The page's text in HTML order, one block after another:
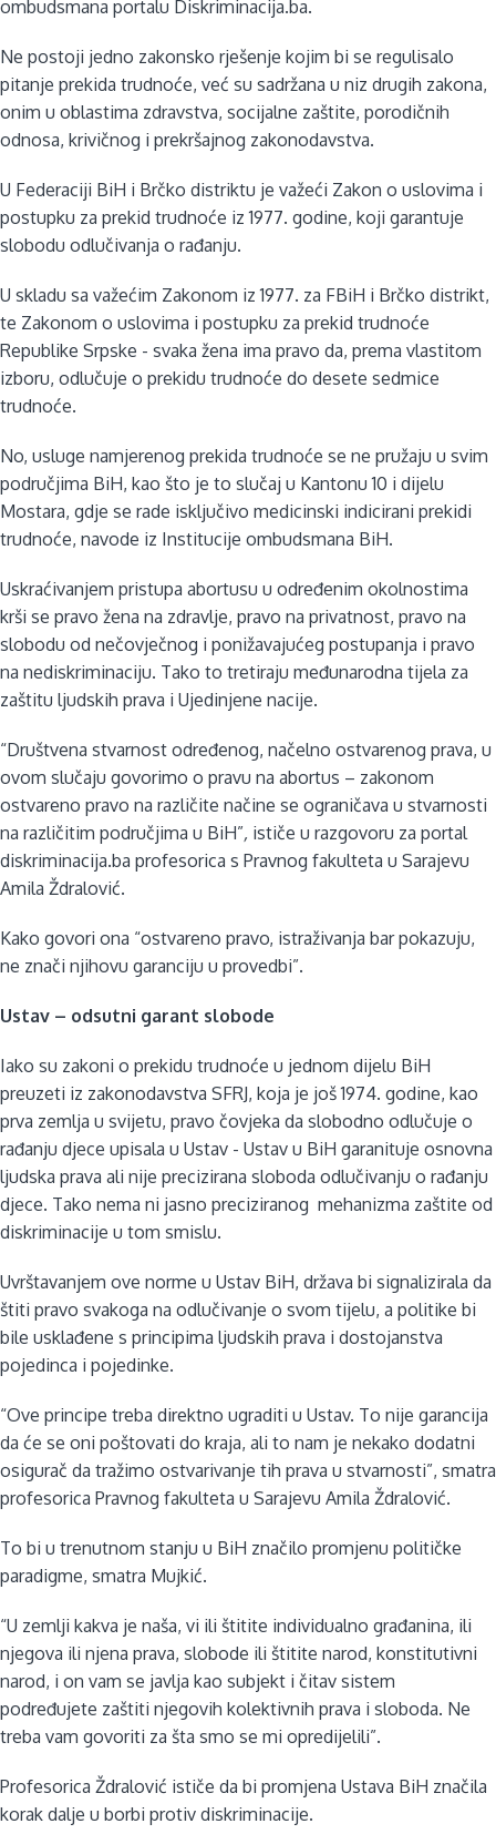
ombudsmana portalu Diskriminacija.ba.
Ne postoji jedno zakonsko rješenje kojim bi se regulisalo
pitanje prekida trudnoće, već su sadržana u niz drugih zakona,
onim u oblastima zdravstva, socijalne zaštite, porodičnih
odnosa, krivičnog i prekršajnog zakonodavstva.
U Federaciji BiH i Brčko distriktu je važeći Zakon o uslovima i
postupku za prekid trudnoće iz 1977. godine, koji garantuje
slobodu odlučivanja o rađanju.
U skladu sa važećim Zakonom iz 1977. za FBiH i Brčko distrikt,
te Zakonom o uslovima i postupku za prekid trudnoće
Republike Srpske - svaka žena ima pravo da, prema vlastitom
izboru, odlučuje o prekidu trudnoće do desete sedmice
trudnoće.
No, usluge namjerenog prekida trudnoće se ne pružaju u svim
područjima BiH, kao što je to slučaj u Kantonu 10 i dijelu
Mostara, gdje se rade isključivo medicinski indicirani prekidi
trudnoće, navode iz Institucije ombudsmana BiH.
Uskraćivanjem pristupa abortusu u određenim okolnostima
krši se pravo žena na zdravlje, pravo na privatnost, pravo na
slobodu od nečovječnog i ponižavajućeg postupanja i pravo
na nediskriminaciju. Tako to tretiraju međunarodna tijela za
zaštitu ljudskih prava i Ujedinjene nacije.
“Društvena stvarnost određenog, načelno ostvarenog prava, u
ovom slučaju govorimo o pravu na abortus – zakonom
ostvareno pravo na različite načine se ograničava u stvarnosti
na različitim područjima u BiH”, ističe u razgovoru za portal
diskriminacija.ba profesorica s Pravnog fakulteta u Sarajevu
Amila Ždralović.
Kako govori ona “ostvareno pravo, istraživanja bar pokazuju,
ne znači njihovu garanciju u provedbi”.
Ustav – odsutni garant slobode
Iako su zakoni o prekidu trudnoće u jednom dijelu BiH
preuzeti iz zakonodavstva SFRJ, koja je još 1974. godine, kao
prva zemlja u svijetu, pravo čovjeka da slobodno odlučuje o
rađanju djece upisala u Ustav - Ustav u BiH garanituje osnovna
ljudska prava ali nije precizirana sloboda odlučivanju o rađanju
djece. Tako nema ni jasno preciziranog mehanizma zaštite od
diskriminacije u tom smislu.
Uvrštavanjem ove norme u Ustav BiH, država bi signalizirala da
štiti pravo svakoga na odlučivanje o svom tijelu, a politike bi
bile usklađene s principima ljudskih prava i dostojanstva
pojedinca i pojedinke.
“Ove principe treba direktno ugraditi u Ustav. To nije garancija
da će se oni poštovati do kraja, ali to nam je nekako dodatni
osigurač da tražimo ostvarivanje tih prava u stvarnosti”, smatra
profesorica Pravnog fakulteta u Sarajevu Amila Ždralović.
To bi u trenutnom stanju u BiH značilo promjenu političke
paradigme, smatra Mujkić.
“U zemlji kakva je naša, vi ili štitite individualno građanina, ili
njegova ili njena prava, slobode ili štitite narod, konstitutivni
narod, i on vam se javlja kao subjekt i čitav sistem
podređujete zaštiti njegovih kolektivnih prava i sloboda. Ne
treba vam govoriti za šta smo se mi opredijelili”.
Profesorica Ždralović ističe da bi promjena Ustava BiH značila
korak dalje u borbi protiv diskriminacije.